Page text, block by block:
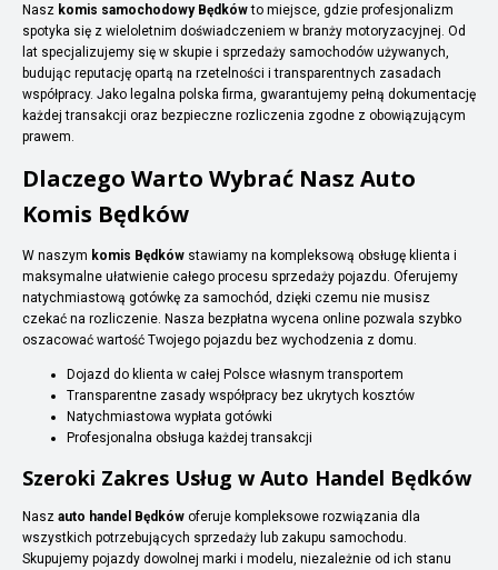
Nasz komis samochodowy Będkówto miejsce, gdzie profesjonalizm
spotyka się z wieloletnim doświadczeniem w branży motoryzacyjnej. Od
lat specjalizujemy się w skupie i sprzedaży samochodów używanych,
budując reputację opartą na rzetelności i transparentnych zasadach
współpracy. Jako legalna polska firma, gwarantujemy pełną dokumentację
każdej transakcji oraz bezpieczne rozliczenia zgodne z obowiązującym
prawem.
Dlaczego Warto Wybrać Nasz Auto
Komis Będków
W naszym komis Będków stawiamy na kompleksową obsługę klienta i
maksymalne ułatwienie całego procesu sprzedaży pojazdu. Oferujemy
natychmiastową gotówkę za samochód, dzięki czemu nie musisz
czekać na rozliczenie. Nasza bezpłatna wycena online pozwala szybko
oszacować wartość Twojego pojazdu bez wychodzenia z domu.
Dojazd do klienta w całej Polsce własnym transportem
Transparentne zasady współpracy bez ukrytych kosztów
Natychmiastowa wypłata gotówki
Profesjonalna obsługa każdej transakcji
Szeroki Zakres Usług w Auto Handel Będków
Nasz auto handel Będków oferuje kompleksowe rozwiązania dla
wszystkich potrzebujących sprzedaży lub zakupu samochodu.
Skupujemy pojazdy dowolnej marki i modelu, niezależnie od ich stanu